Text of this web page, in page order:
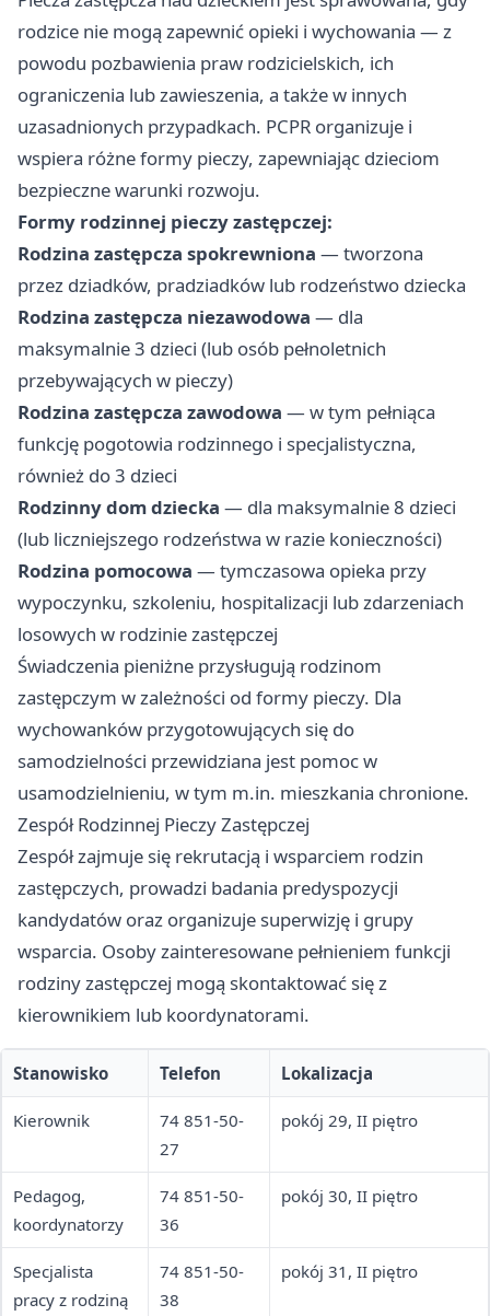
rodzice nie mogą zapewnić opieki i wychowania — z
powodu pozbawienia praw rodzicielskich, ich
ograniczenia lub zawieszenia, a także w innych
uzasadnionych przypadkach. PCPR organizuje i
wspiera różne formy pieczy, zapewniając dzieciom
bezpieczne warunki rozwoju.
Formy rodzinnej pieczy zastępczej:
Rodzina zastępcza spokrewniona — tworzona
przez dziadków, pradziadków lub rodzeństwo dziecka
Rodzina zastępcza niezawodowa — dla
maksymalnie 3 dzieci (lub osób pełnoletnich
przebywających w pieczy)
Rodzina zastępcza zawodowa — w tym pełniąca
funkcję pogotowia rodzinnego i specjalistyczna,
również do 3 dzieci
Rodzinny dom dziecka — dla maksymalnie 8 dzieci
(lub liczniejszego rodzeństwa w razie konieczności)
Rodzina pomocowa — tymczasowa opieka przy
wypoczynku, szkoleniu, hospitalizacji lub zdarzeniach
losowych w rodzinie zastępczej
Świadczenia pieniżne przysługują rodzinom
zastępczym w zależności od formy pieczy. Dla
wychowanków przygotowujących się do
samodzielności przewidziana jest pomoc w
usamodzielnieniu, w tym m.in. mieszkania chronione.
Zespół Rodzinnej Pieczy Zastępczej
Zespół zajmuje się rekrutacją i wsparciem rodzin
zastępczych, prowadzi badania predyspozycji
kandydatów oraz organizuje superwizję i grupy
wsparcia. Osoby zainteresowane pełnieniem funkcji
rodziny zastępczej mogą skontaktować się z
kierownikiem lub koordynatorami.
Stanowisko Telefon Lokalizacja
Kierownik
74 851-50-
27
pokój 29, II piętro
Pedagog,
koordynatorzy
74 851-50-
36
pokój 30, II piętro
Specjalista
pracy z rodziną
74 851-50-
38
pokój 31, II piętro